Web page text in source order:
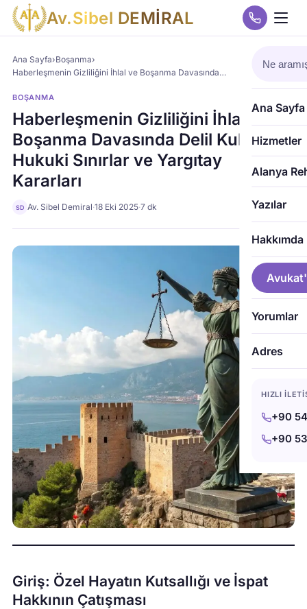
Av.Sibel DEMİRAL
Ana Sayfa
Hizmetler
Alanya
Yazılar
Hakkımda
Yorumlar
Adres
HIZLI
+90
+90
Ana Sayfa›Boşanma›
Haberleşmenin Gizliliğini İhlal ve Boşanma Davasında…
BOŞANMA
Haberleşmenin Gizliliğini İhlal ve
Boşanma Davasında Delil Kullanımı:
Hukuki Sınırlar ve Yargıtay
Kararları
SD Av. Sibel Demiral·18 Eki 2025·7 dk
Giriş: Özel Hayatın Kutsallığı ve İspat
Hakkının Çatışması